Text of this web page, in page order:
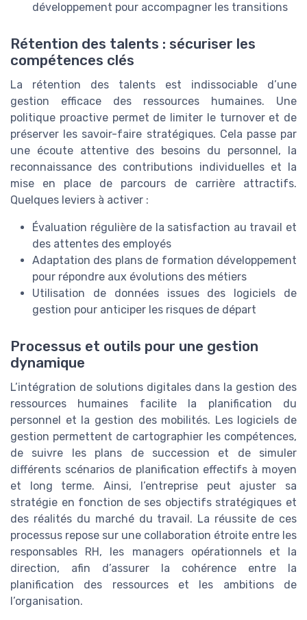
développement pour accompagner les transitions
Rétention des talents : sécuriser les
compétences clés
La rétention des talents est indissociable d’une
gestion efficace des ressources humaines. Une
politique proactive permet de limiter le turnover et de
préserver les savoir-faire stratégiques. Cela passe par
une écoute attentive des besoins du personnel, la
reconnaissance des contributions individuelles et la
mise en place de parcours de carrière attractifs.
Quelques leviers à activer :
Évaluation régulière de la satisfaction au travail et
des attentes des employés
Adaptation des plans de formation développement
pour répondre aux évolutions des métiers
Utilisation de données issues des logiciels de
gestion pour anticiper les risques de départ
Processus et outils pour une gestion
dynamique
L’intégration de solutions digitales dans la gestion des
ressources humaines facilite la planification du
personnel et la gestion des mobilités. Les logiciels de
gestion permettent de cartographier les compétences,
de suivre les plans de succession et de simuler
différents scénarios de planification effectifs à moyen
et long terme. Ainsi, l’entreprise peut ajuster sa
stratégie en fonction de ses objectifs stratégiques et
des réalités du marché du travail. La réussite de ces
processus repose sur une collaboration étroite entre les
responsables RH, les managers opérationnels et la
direction, afin d’assurer la cohérence entre la
planification des ressources et les ambitions de
l’organisation.